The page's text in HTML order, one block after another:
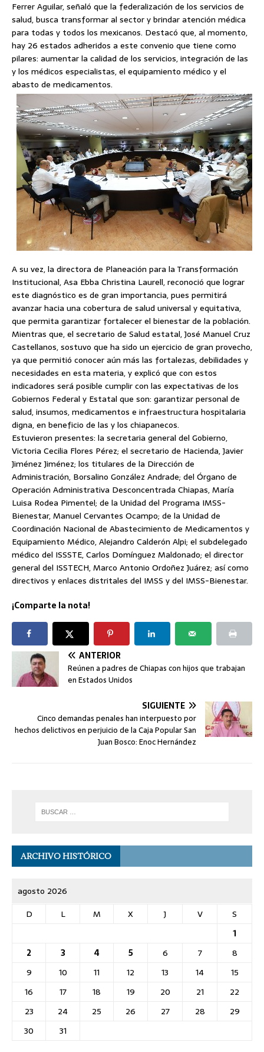
Ferrer Aguilar, señaló que la federalización de los servicios de
salud, busca transformar al sector y brindar atención médica
para todas y todos los mexicanos. Destacó que, al momento,
hay 26 estados adheridos a este convenio que tiene como
pilares: aumentar la calidad de los servicios, integración de las
y los médicos especialistas, el equipamiento médico y el
abasto de medicamentos.
A su vez, la directora de Planeación para la Transformación
Institucional, Asa Ebba Christina Laurell, reconoció que lograr
este diagnóstico es de gran importancia, pues permitirá
avanzar hacia una cobertura de salud universal y equitativa,
que permita garantizar fortalecer el bienestar de la población.
Mientras que, el secretario de Salud estatal, José Manuel Cruz
Castellanos, sostuvo que ha sido un ejercicio de gran provecho,
ya que permitió conocer aún más las fortalezas, debilidades y
necesidades en esta materia, y explicó que con estos
indicadores será posible cumplir con las expectativas de los
Gobiernos Federal y Estatal que son: garantizar personal de
salud, insumos, medicamentos e infraestructura hospitalaria
digna, en beneficio de las y los chiapanecos.
Estuvieron presentes: la secretaria general del Gobierno,
Victoria Cecilia Flores Pérez; el secretario de Hacienda, Javier
Jiménez Jiménez; los titulares de la Dirección de
Administración, Borsalino González Andrade; del Órgano de
Operación Administrativa Desconcentrada Chiapas, María
Luisa Rodea Pimentel; de la Unidad del Programa IMSS-
Bienestar, Manuel Cervantes Ocampo; de la Unidad de
Coordinación Nacional de Abastecimiento de Medicamentos y
Equipamiento Médico, Alejandro Calderón Alpi; el subdelegado
médico del ISSSTE, Carlos Domínguez Maldonado; el director
general del ISSTECH, Marco Antonio Ordoñez Juárez; así como
directivos y enlaces distritales del IMSS y del IMSS-Bienestar.
¡Comparte la nota!
ANTERIOR
Reúnen a padres de Chiapas con hijos que trabajan
en Estados Unidos
SIGUIENTE
Cinco demandas penales han interpuesto por
hechos delictivos en perjuicio de la Caja Popular San
Juan Bosco: Enoc Hernández
ARCHIVO HISTÓRICO
agosto 2026
D
L M X J V
S
1
2
3 4 5 6 7
8
9
10 11 12 13 14
15
16
17 18 19 20 21
22
23
24 25 26 27 28
29
30
31